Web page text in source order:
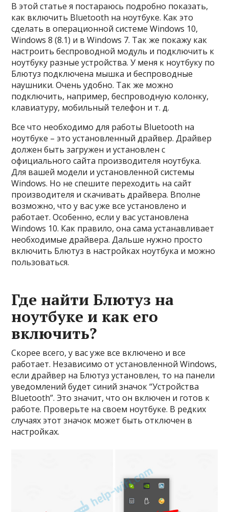
В этой статье я постараюсь подробно показать,
как включить Bluetooth на ноутбуке. Как это
сделать в операционной системе Windows 10,
Windows 8 (8.1) и в Windows 7. Так же покажу как
настроить беспроводной модуль и подключить к
ноутбуку разные устройства. У меня к ноутбуку по
Блютуз подключена мышка и беспроводные
наушники. Очень удобно. Так же можно
подключить, например, беспроводную колонку,
клавиатуру, мобильный телефон и т. д.
Все что необходимо для работы Bluetooth на
ноутбуке – это установленный драйвер. Драйвер
должен быть загружен и установлен с
официального сайта производителя ноутбука.
Для вашей модели и установленной системы
Windows. Но не спешите переходить на сайт
производителя и скачивать драйвера. Вполне
возможно, что у вас уже все установлено и
работает. Особенно, если у вас установлена
Windows 10. Как правило, она сама устанавливает
необходимые драйвера. Дальше нужно просто
включить Блютуз в настройках ноутбука и можно
пользоваться.
Где найти Блютуз на
ноутбуке и как его
включить?
Скорее всего, у вас уже все включено и все
работает. Независимо от установленной Windows,
если драйвер на Блютуз установлен, то на панели
уведомлений будет синий значок “Устройства
Bluetooth”. Это значит, что он включен и готов к
работе. Проверьте на своем ноутбуке. В редких
случаях этот значок может быть отключен в
настройках.